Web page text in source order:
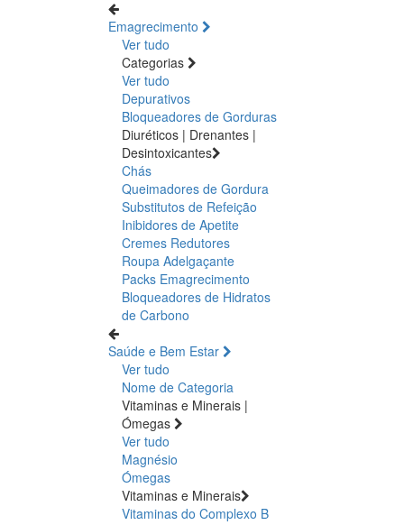
Emagrecimento
Ver tudo
Categorias
Ver tudo
Depurativos
Bloqueadores de Gorduras
Diuréticos | Drenantes |
Desintoxicantes
Chás
Queimadores de Gordura
Substitutos de Refeição
Inibidores de Apetite
Cremes Redutores
Roupa Adelgaçante
Packs Emagrecimento
Bloqueadores de Hidratos
de Carbono
Saúde e Bem Estar
Ver tudo
Nome de Categoria
Vitaminas e Minerais |
Ómegas
Ver tudo
Magnésio
Ómegas
Vitaminas e Minerais
Vitaminas do Complexo B